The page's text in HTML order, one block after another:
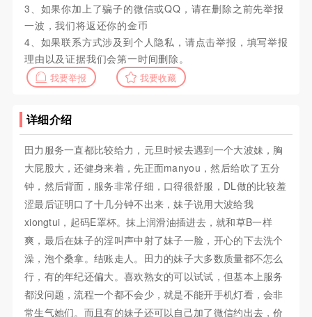
3、如果你加上了骗子的微信或QQ，请在删除之前先举报
一波，我们将返还你的金币
4、如果联系方式涉及到个人隐私，请点击举报，填写举报
理由以及证据我们会第一时间删除。
我要举报 我要收藏
详细介绍
田力服务一直都比较给力，元旦时候去遇到一个大波妹，胸
大屁股大，还健身来着，先正面manyou，然后给吹了五分
钟，然后背面，服务非常仔细，口得很舒服，DL做的比较羞
涩最后证明口了十几分钟不出来，妹子说用大波给我
xiongtui，起码E罩杯。抹上润滑油插进去，就和草B一样
爽，最后在妹子的淫叫声中射了妹子一脸，开心的下去洗个
澡，泡个桑拿。结账走人。田力的妹子大多数质量都不怎么
行，有的年纪还偏大。喜欢熟女的可以试试，但基本上服务
都没问题，流程一个都不会少，就是不能开手机灯看，会非
常生气她们。而且有的妹子还可以自己加了微信约出去，价